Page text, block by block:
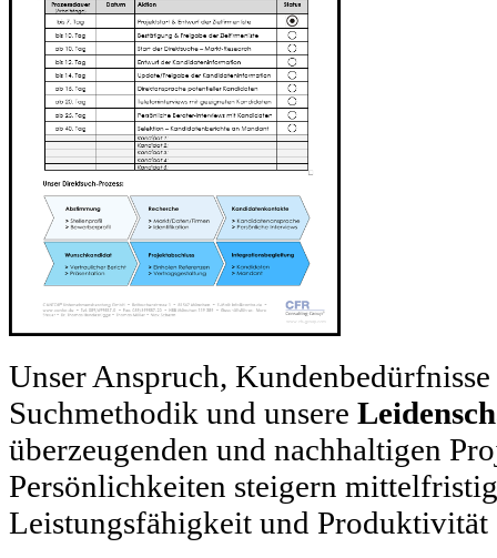
Unser Anspruch,
Suchmethodik und unsere
überzeugenden und nachhaltigen
Persönlichkeiten steigern
Leistungsfähigkeit und Produktivität